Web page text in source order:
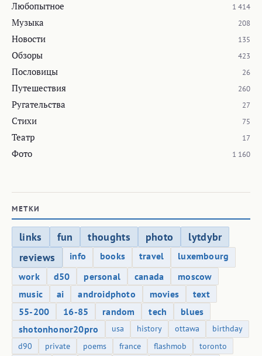
Любопытное 1 414
Музыка 208
Новости 135
Обзоры 423
Пословицы 26
Путешествия 260
Ругательства 27
Стихи 75
Театр 17
Фото 1 160
МЕТКИ
links fun thoughts photo
lytdybr
reviews
info books travel
luxembourg
work
d50 personal canada
moscow
music
ai androidphoto movies
text
55-200
16-85 random tech
blues
shotonhonor20pro
usa history ottawa
birthday
d90
private poems france flashmob
toronto